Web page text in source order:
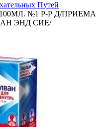
Путей
№1 Р-Р Д/ПРИЕМА
ЭНД СИЕ/